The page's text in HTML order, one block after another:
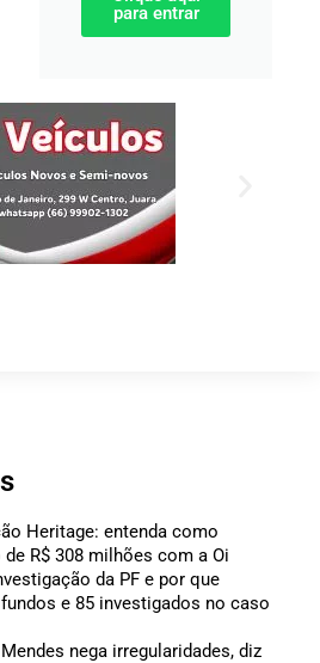
para entrar
Heritage: entenda como
R$ 308 milhões com a Oi
da PF e por que
e 85 investigados no caso
nega irregularidades, diz